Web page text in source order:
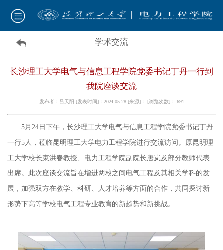
学术交流
长沙理工大学电气与信息工程学院党委书记丁丹一行到
我院座谈交流
发布者：吕天阳 [发表时间]：2024-05-28 [来源]： [浏览次数]： 691
5月 24 日下午，长沙理工大学电气与信息工程学院党委书记丁丹
一行5人，莅临昆明理工大学电力工程学院进行交流访问。原昆明理
工大学校长束洪春教授、电力工程学院副院长唐岚及部分教师代表
出席。此次座谈交流旨在增进两校之间电气工程及其相关学科的发
展，加强双方在教学、科研、人才培养等方面的合作，共同探讨新
形势下高等学校电气工程专业教育的新趋势和新挑战。